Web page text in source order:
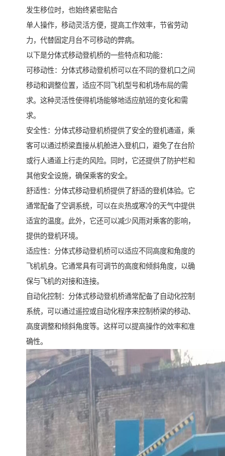
发生移位时，也始终紧密贴合
单人操作，移动灵活方便，提高工作效率，节省劳动
力，代替固定月台不可移动的弊病。
以下是分体式移动登机桥的一些特点和功能：
可移动性：分体式移动登机桥可以在不同的登机口之间
移动和调整位置，适应不同飞机型号和机场布局的需
求。这种灵活性使得机场能够地适应航班的变化和需
求。
安全性：分体式移动登机桥提供了安全的登机通道，乘
客可以通过桥梁直接从机舱进入登机口，避免了在台阶
或行人通道上行走的风险。同时，它还提供了防护栏和
其他安全设施，确保乘客的安全。
舒适性：分体式移动登机桥提供了舒适的登机体验。它
通常配备了空调系统，可以在炎热或寒冷的天气中提供
适宜的温度。此外，它还可以减少风雨对乘客的影响，
提供的登机环境。
适应性：分体式移动登机桥可以适应不同高度和角度的
飞机机身。它通常具有可调节的高度和倾斜角度，以确
保与飞机的对接和连接。
自动化控制：分体式移动登机桥通常配备了自动化控制
系统，可以通过遥控或自动化程序来控制桥梁的移动、
高度调整和倾斜角度等。这样可以提高操作的效率和准
确性。